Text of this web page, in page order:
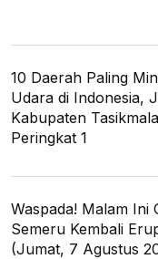
10 Daerah Paling
Udara di Indonesia,
Kabupaten
Peringkat 1
Waspada! Malam Ini
Semeru Kembali
(Jumat, 7 Agustus